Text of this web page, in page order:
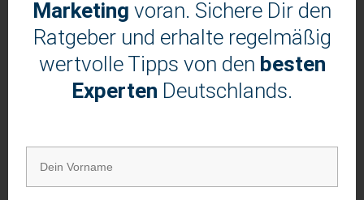
Unternehmenführung.
Infobriefe abonnieren
Infobriefe kostenfrei abonnieren
Marketing voran. Sichere Dir den
Ratgeber und erhalte regelmäßig
wertvolle Tipps von den besten
Experten Deutschlands.